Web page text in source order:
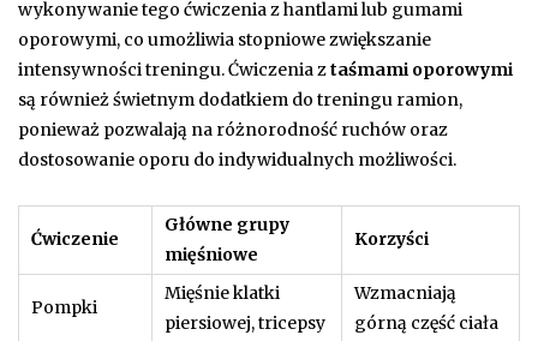
wykonywanie tego ćwiczenia z hantlami lub gumami
oporowymi, co umożliwia stopniowe zwiększanie
intensywności treningu. Ćwiczenia ztaśmami oporowymi
są również świetnym dodatkiem do treningu ramion,
ponieważ pozwalają na różnorodność ruchów oraz
dostosowanie oporu do indywidualnych możliwości.
Ćwiczenie
Główne grupy
mięśniowe
Korzyści
Pompki
Mięśnie klatki
piersiowej, tricepsy
Wzmacniają
górną część ciała